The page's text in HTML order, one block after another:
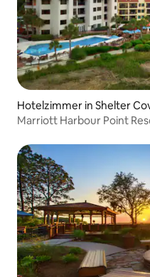
Hotelzimmer in Shelter
Marriott Harbour Point